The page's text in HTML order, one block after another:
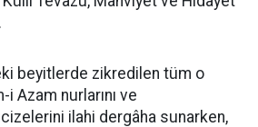
beyitlerde zikredilen tüm o
Azam nurlarını ve
ilahi dergâha sunarken,